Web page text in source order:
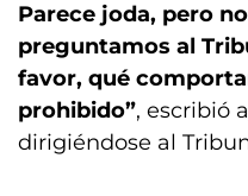
Parece joda, pero
preguntamos al
favor, qué
prohibido”, escribió
dirigiéndose al